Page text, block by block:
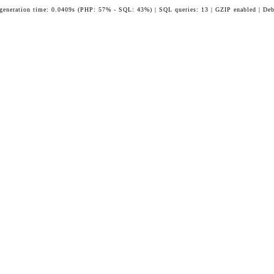
time: 0.0409s (PHP: 57% - SQL: 43%) | SQL queries: 13 | GZIP enabled |